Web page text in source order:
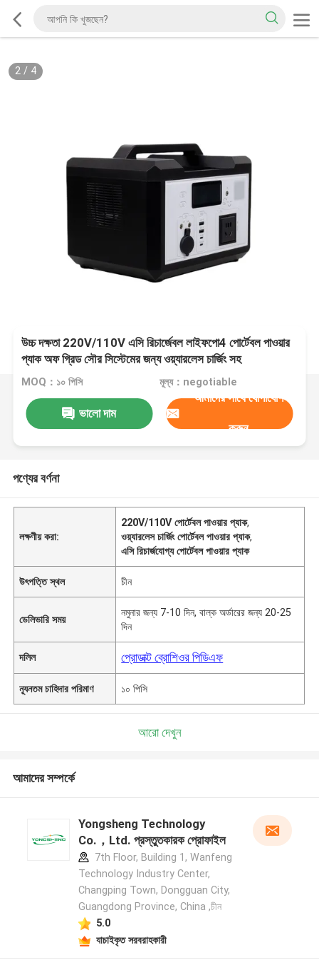
2/ 4
উচ্চ দক্ষতা 220V/110V এসি রিচার্জেবল লাইফপো4 পোর্টেবল পাওয়ার
প্যাক অফ গ্রিড সৌর সিস্টেমের জন্য ওয়্যারলেস চার্জিং সহ
MOQ：১০ পিসি মূল্য：negotiable
ভালো দাম
আমাদের সাথে যোগাযোগ
করুন
পণ্যের বর্ণনা
লক্ষণীয় করা:
220V/110V পোর্টেবল পাওয়ার প্যাক,
ওয়্যারলেস চার্জিং পোর্টেবল পাওয়ার প্যাক,
এসি রিচার্জযোগ্য পোর্টেবল পাওয়ার প্যাক
উৎপত্তি স্থল চীন
ডেলিভারি সময়
নমুনার জন্য 7-10 দিন, বাল্ক অর্ডারের জন্য 20-25
দিন
দলিল প্রোডাক্ট ব্রোশিওর পিডিএফ
ন্যূনতম চাহিদার পরিমাণ ১০ পিসি
আরো দেখুন
আমাদের সম্পর্কে
Yongsheng Technology
Co.，Ltd. প্রস্তুতকারক প্রোফাইল
7th Floor, Building 1, Wanfeng
Technology Industry Center,
Changping Town, Dongguan City,
Guangdong Province, China ,চীন
5.0
যাচাইকৃত সরবরাহকারী